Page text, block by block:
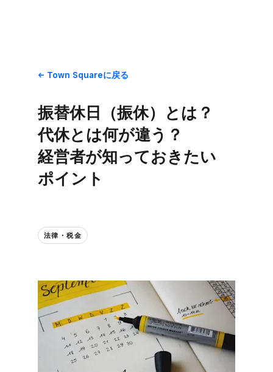
Town Squareに​戻る
振替休日​（振休）とは？​
代休とは​何が​違う？​
経営者が​知って​おきたい​
ポイント
法律・税金